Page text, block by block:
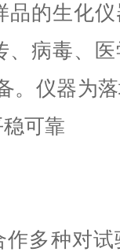
品的生化
、病毒、
。仪器为
可靠
多种对